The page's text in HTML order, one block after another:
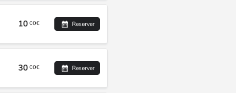
10 00€ Reserver
30 00€ Reserver